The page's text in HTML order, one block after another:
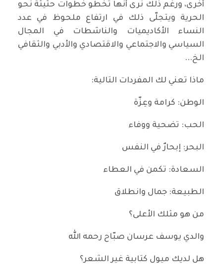
أخرى، ورغم ذلك نرى أنها تخطو خطوات حثيثة نحو
الحرية ويتجلّى ذلك في ارتفاع ملحوظ في عدد
النساء الأكاديميات والناشطات في المجال
السياسي والاجتماعي والاقتصادي والأدبي والثقافي
الخ...
ماذا تعني لك المفردات التالية:
الوطن: كرامة وعِزّة
الحب: تضحية ووفاء
البحر: إبحارٌ في النفس
السعادة: تكمن في العطاء
الطبيعة: جمال وانطلاق
من هو مثلك الأعلى؟
والدي يوسف عرسان صبّاح رحمه الله
هل لديك ميول كتابية غير الشعر؟